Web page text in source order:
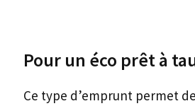
Pour un éco prêt à
Ce type d’emprunt permet